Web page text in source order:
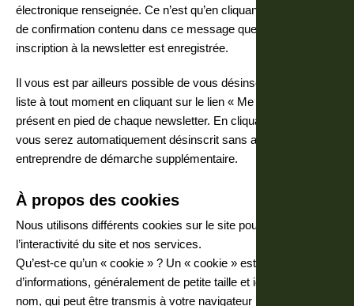
électronique renseignée. Ce n’est qu’en cliquant sur le bouton
de confirmation contenu dans ce message que votre
inscription à la newsletter est enregistrée.
Il vous est par ailleurs possible de vous désinscrire de cette
liste à tout moment en cliquant sur le lien « Me désabonner »
présent en pied de chaque newsletter. En cliquant sur ce lien,
vous serez automatiquement désinscrit sans avoir à
entreprendre de démarche supplémentaire.
À propos des cookies
Nous utilisons différents cookies sur le site pour améliorer
l’interactivité du site et nos services.
Qu’est-ce qu’un « cookie » ? Un « cookie » est une suite
d’informations, généralement de petite taille et identifié par un
nom, qui peut être transmis à votre navigateur par un site web